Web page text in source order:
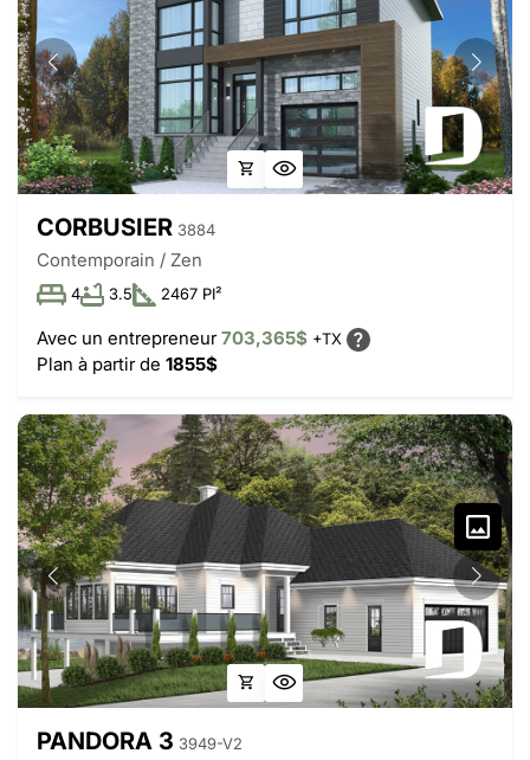
CORBUSIER 3884
Contemporain / Zen
4 3.5 2467 PI²
Avec un entrepreneur703,365$ +TX
Plan à partir de 1855$
PANDORA 3 3949-V2